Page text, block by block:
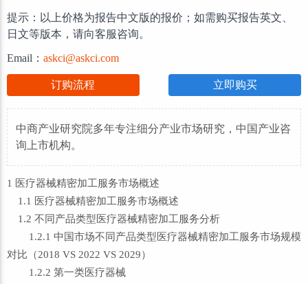
提示：以上价格为报告中文版的报价；如需购买报告英文、
日文等版本，请向客服咨询。
Email： askci@askci.com
订购流程 立即购买
中商产业研究院多年专注细分产业市场研究，中国产业咨
询上市机构。
1 医疗器械精密加工服务市场概述
1.1 医疗器械精密加工服务市场概述
1.2 不同产品类型医疗器械精密加工服务分析
1.2.1 中国市场不同产品类型医疗器械精密加工服务市场规模
对比（2018 VS 2022 VS 2029）
1.2.2 第一类医疗器械